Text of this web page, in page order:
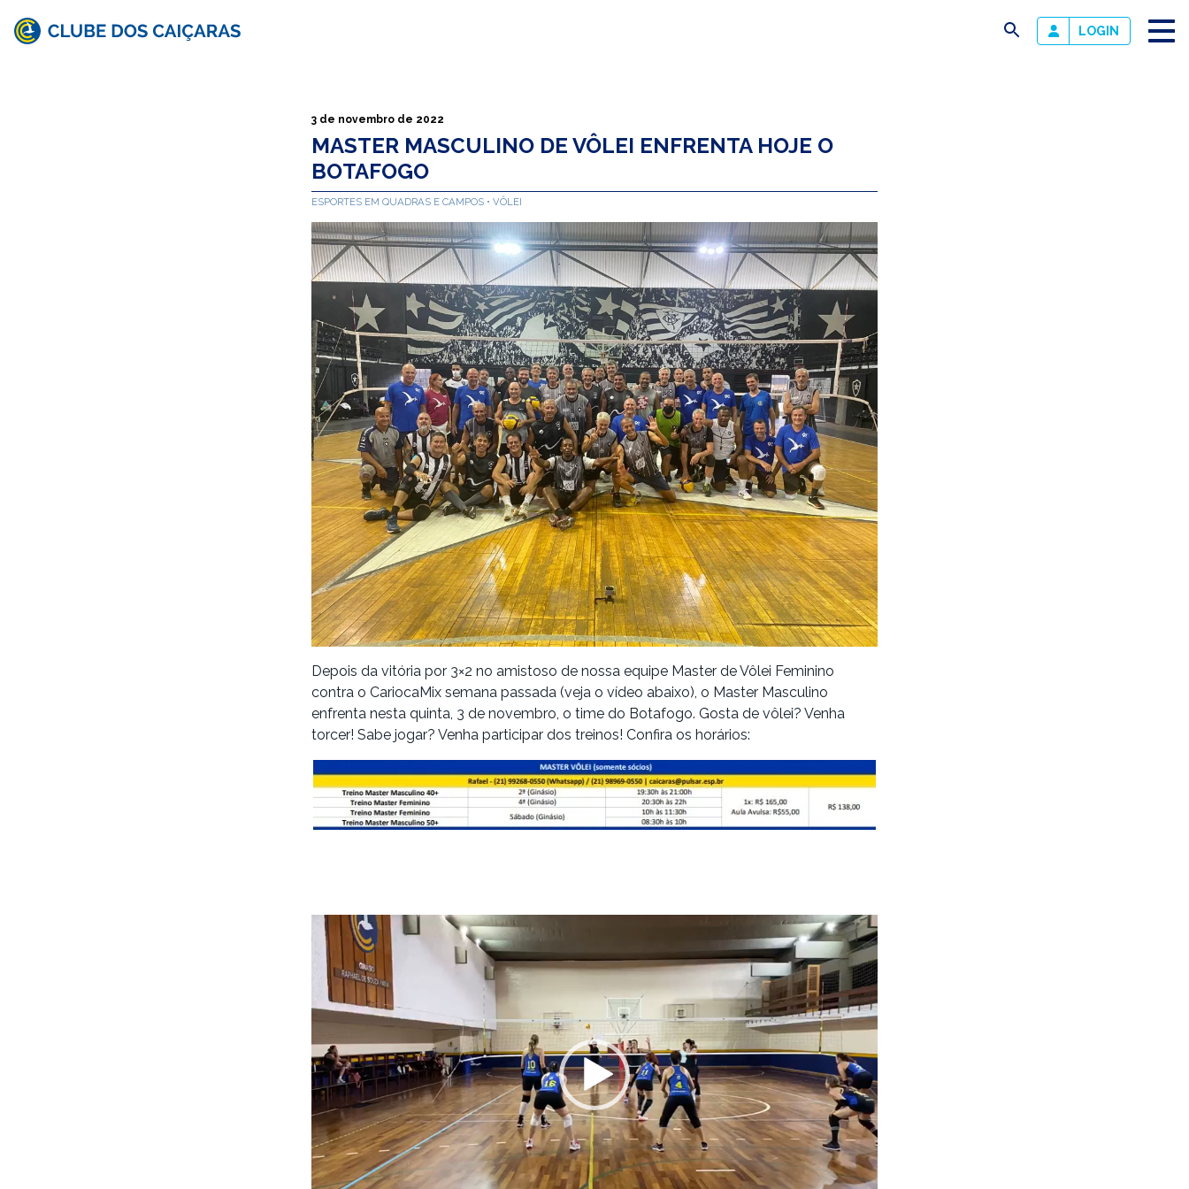
busca LOGIN
3 de novembro de 2022
MASTER MASCULINO DE VÔLEI ENFRENTA HOJE O
BOTAFOGO
ESPORTES EM QUADRAS E CAMPOS VÔLEI
Depois da vitória por 3×2 no amistoso de nossa equipe Master de Vôlei Feminino
contra o CariocaMix semana passada (veja o vídeo abaixo), o Master Masculino
enfrenta nesta quinta, 3 de novembro, o time do Botafogo. Gosta de vôlei? Venha
torcer! Sabe jogar? Venha participar dos treinos! Confira os horários:
Tocador
de
vídeo